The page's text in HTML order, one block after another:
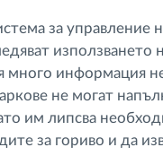
за всички
за управление
използването
много информация
не могат
им липсва
за гориво и да